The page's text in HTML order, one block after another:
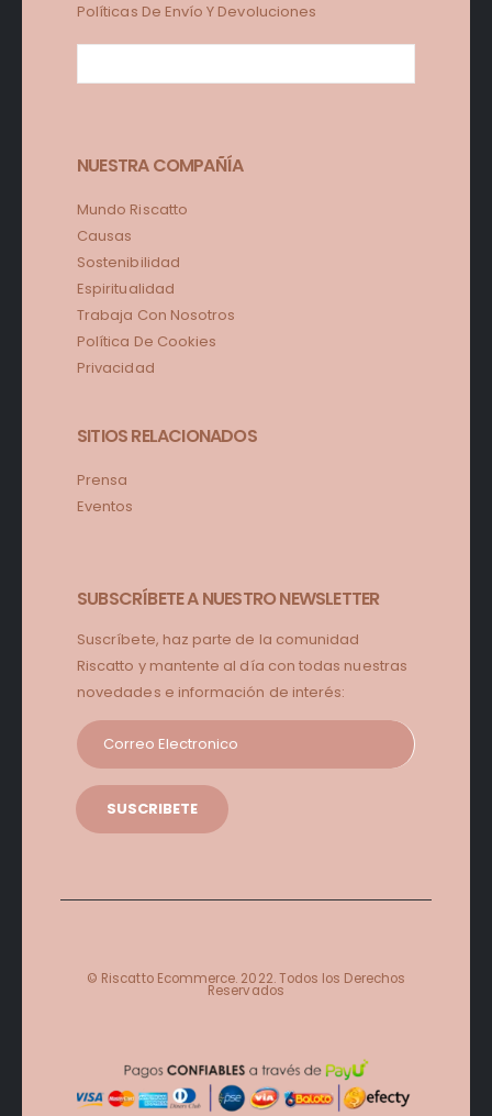
Políticas De Envío Y Devoluciones
NUESTRA COMPAÑÍA
Mundo Riscatto
Causas
Sostenibilidad
Espiritualidad
Trabaja Con Nosotros
Política De Cookies
Privacidad
SITIOS RELACIONADOS
Prensa
Eventos
SUBSCRÍBETE A NUESTRO NEWSLETTER
Suscríbete, haz parte de la comunidad
Riscatto y mantente al día con todas nuestras
novedades e información de interés:
© Riscatto Ecommerce. 2022. Todos los Derechos
Reservados